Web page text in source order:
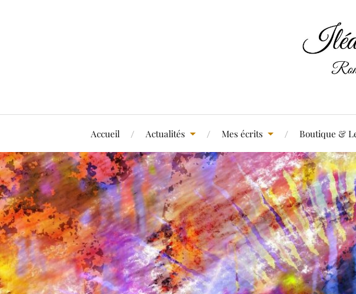
Accueil Actualités Mes écrits Boutique &